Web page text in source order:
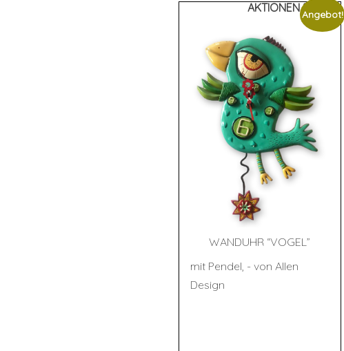
AKTIONEN %%%
Angebot!
WAND­UHR “VOGEL”
mit Pendel, - von Allen
Design